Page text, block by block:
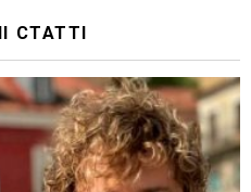
СТАТТІ